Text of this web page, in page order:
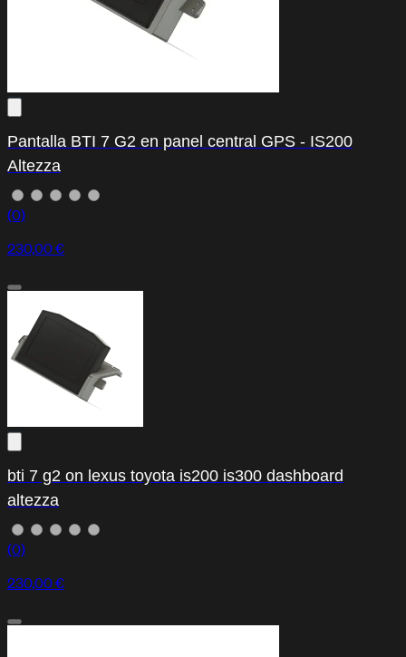
Pantalla BTI 7 G2 en panel central GPS - IS200
Altezza
(0)
230,00 €
bti 7 g2 on lexus toyota is200 is300 dashboard
altezza
(0)
230,00 €